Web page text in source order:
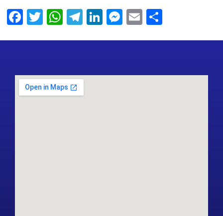
Facebook
Twitter
WhatsApp
Telegram
LinkedIn
Messenger
Email